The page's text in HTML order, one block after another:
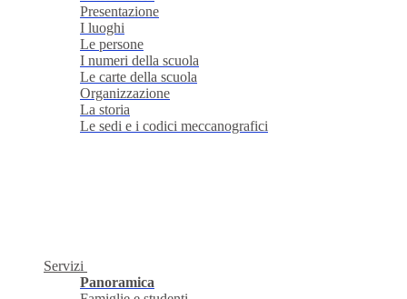
Presentazione
I luoghi
Le persone
I numeri della scuola
Le carte della scuola
Organizzazione
La storia
Le sedi e i codici meccanografici
Servizi
Panoramica